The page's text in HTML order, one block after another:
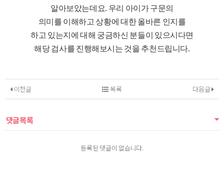
알아보았는데요. 우리 아이가 구문의
의미를 이해하고 상황에 대한 올바른 인지를
하고 있는지에 대해 궁금하신 분들이 있으시다면
해당 검사를 진행해보시는 것을 추천드립니다.
이전글 다음글
목록
댓글목록
등록된 댓글이 없습니다.